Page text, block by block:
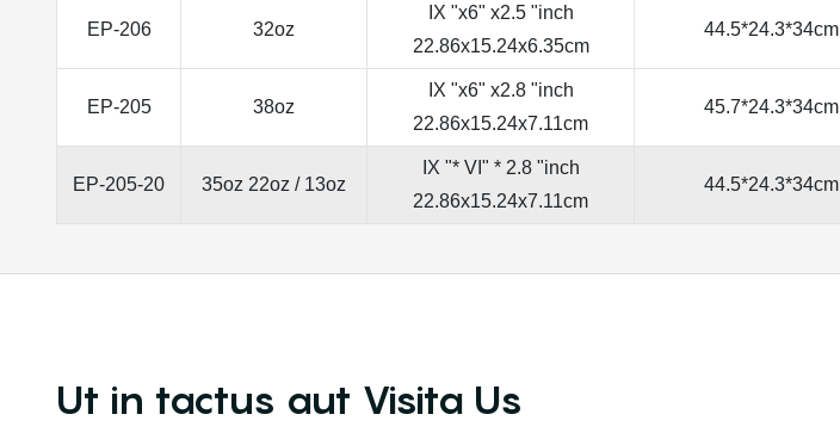
EP-206 32oz
IX "x6" x2.5 "inch
22.86x15.24x6.35cm
44.5*24.3*34cm
EP-205 38oz
IX "x6" x2.8 "inch
22.86x15.24x7.11cm
45.7*24.3*34cm
EP-205-20 35oz 22oz / 13oz
IX "* VI" * 2.8 "inch
22.86x15.24x7.11cm
44.5*24.3*34cm
Ut in tactus aut Visita Us